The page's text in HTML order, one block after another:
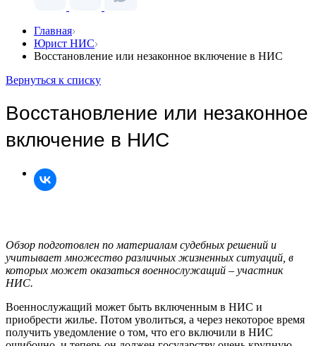
Главная
Юрист НИС
Восстановление или незаконное включение в НИС
Вернуться к списку
Восстановление или незаконное
включение в НИС
Обзор подготовлен по материалам судебных решений и
учитывает множество различных жизненных ситуаций, в
которых может оказаться военнослужащий – участник
НИС.
Военнослужащий может быть включенным в НИС и
приобрести жилье. Потом уволиться, а через некоторое время
получить уведомление о том, что его включили в НИС